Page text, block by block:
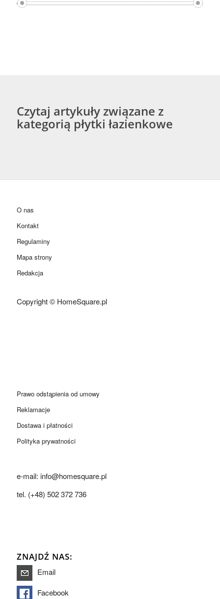
Czytaj artykuły związane z
kategorią płytki łazienkowe
O nas
Kontakt
Regulaminy
Mapa strony
Redakcja
Copyright © HomeSquare.pl
Prawo odstąpienia od umowy
Reklamacje
Dostawa i płatności
Polityka prywatności
e-mail: info@homesquare.pl
tel. (+48) 502 372 736
ZNAJDŹ NAS:
Email
Facebook